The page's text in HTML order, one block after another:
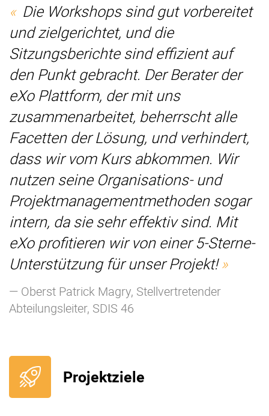
Die Workshops sind gut vorbereitet
und zielgerichtet, und die
Sitzungsberichte sind effizient auf
den Punkt gebracht. Der Berater der
eXo Plattform, der mit uns
zusammenarbeitet, beherrscht alle
Facetten der Lösung, und verhindert,
dass wir vom Kurs abkommen. Wir
nutzen seine Organisations- und
Projektmanagementmethoden sogar
intern, da sie sehr effektiv sind. Mit
eXo profitieren wir von einer 5-Sterne-
Unterstützung für unser Projekt!
— Oberst Patrick Magry, Stellvertretender
Abteilungsleiter, SDIS 46
Projektziele